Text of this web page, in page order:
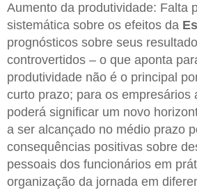
Aumento da produtividade: Falta
sistemática sobre os efeitos da
prognósticos sobre seus
controvertidos – o que aponta
produtividade não é o principal
curto prazo; para os empresários
poderá significar um novo
a ser alcançado no médio prazo
consequências positivas sobre
pessoais dos funcionários em
organização da jornada em